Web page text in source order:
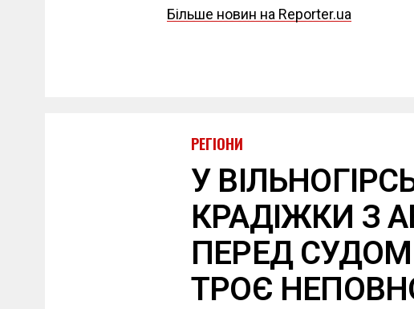
Більше новин на Reporter.ua
РЕГІОНИ
У
КРАДІЖКИ З
ПЕРЕД
ТРОЄ